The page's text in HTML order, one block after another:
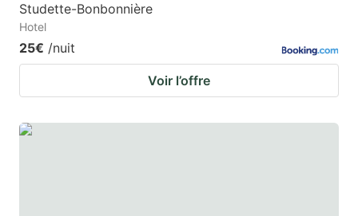
Studette-Bonbonnière
Hotel
25€ /nuit
Voir l’offre